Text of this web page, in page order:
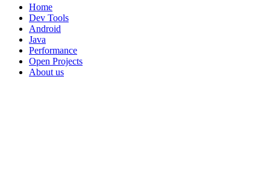
Skip
content
Home
Dev Tools
Android
Java
Performance
Open Projects
About us